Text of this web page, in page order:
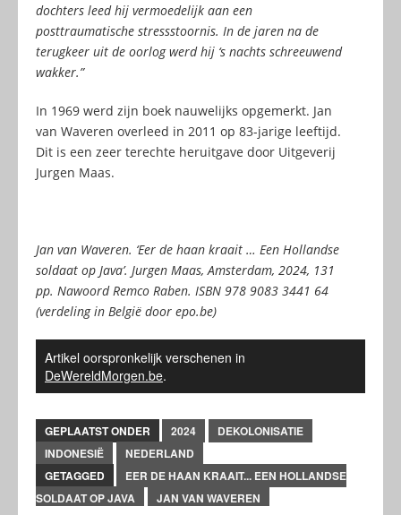
dochters leed hij vermoedelijk aan een
posttraumatische stressstoornis. In de jaren na de
terugkeer uit de oorlog werd hij ‘s nachts schreeuwend
wakker.”
In 1969 werd zijn boek nauwelijks opgemerkt. Jan
van Waveren overleed in 2011 op 83-jarige leeftijd.
Dit is een zeer terechte heruitgave door Uitgeverij
Jurgen Maas.
Jan van Waveren. ‘Eer de haan kraait … Een Hollandse
soldaat op Java’. Jurgen Maas, Amsterdam, 2024, 131
pp. Nawoord Remco Raben. ISBN 978 9083 3441 64
(verdeling in België door epo.be)
Artikel oorspronkelijk verschenen in
DeWereldMorgen.be.
GEPLAATST ONDER 2024
DEKOLONISATIE
INDONESIË
NEDERLAND
GETAGGED
EER DE HAAN KRAAIT... EEN HOLLANDSE
SOLDAAT OP JAVA
JAN VAN WAVEREN